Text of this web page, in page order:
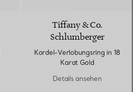
Tiffany & Co.
Schlumberger
Kordel-Verlobungsring in 18
Karat Gold
Details ansehen